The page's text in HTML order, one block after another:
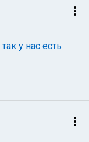
так у нас есть